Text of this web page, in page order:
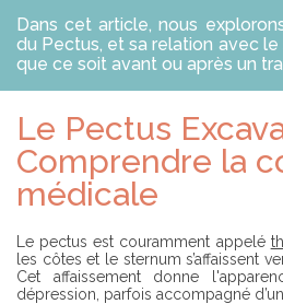
I
O
N
N
E
S
D
É
P
I
E
R
S
O
C
É
T
É
Dans cet article, nous
du Pectus, et sa relation avec
que ce soit avant ou après un
Le Pectus
Comprendre la
médicale
Le pectus est couramment appelé
les côtes et le sternum s’affaissent
Cet affaissement donne
dépression, parfois accompagné